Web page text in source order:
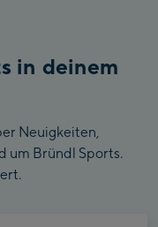
in deinem
Neuigkeiten,
um Bründl Sports.